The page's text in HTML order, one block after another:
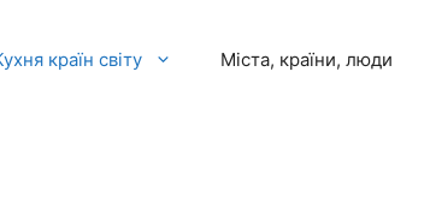
країн світу Міста, країни, люди